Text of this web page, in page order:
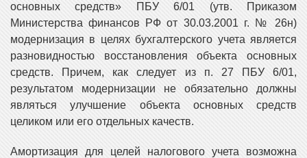
основных средств» ПБУ 6/01 (утв. Приказом
Министерства финансов РФ от 30.03.2001 г. № 26н)
модернизация в целях бухгалтерского учета является
разновидностью восстановления объекта основных
средств. Причем, как следует из п. 27 ПБУ 6/01,
результатом модернизации не обязательно должны
являться улучшение объекта основных средств
целиком или его отдельных качеств.
Амортизация для целей налогового учета возможна